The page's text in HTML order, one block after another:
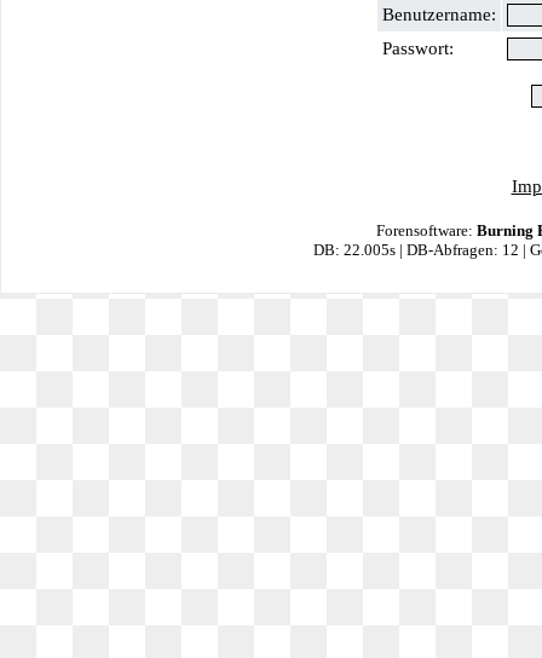
Benutzername:
Passwort:
Forensoftware: Burning
DB: 22.005s | DB-Abfragen: 12 |